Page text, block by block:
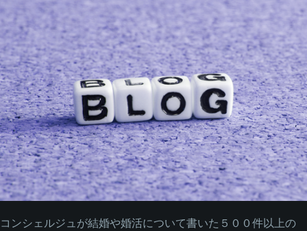
コンシェルジュが結婚や婚活について書いた５００件以上の